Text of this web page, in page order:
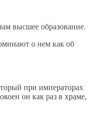
высшее образование.
о нем как об
при императорах
он как раз в храме,